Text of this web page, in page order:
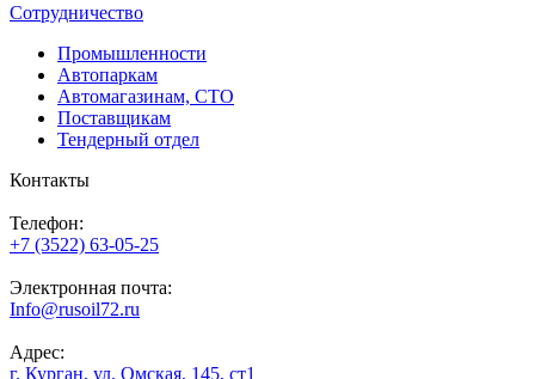
Сотрудничество
Промышленности
Автопаркам
Автомагазинам, СТО
Поставщикам
Тендерный отдел
Контакты
Телефон:
+7 (3522) 63-05-25
Электронная почта:
Info@rusoil72.ru
Адрес:
г. Курган, ул. Омская, 145, ст1